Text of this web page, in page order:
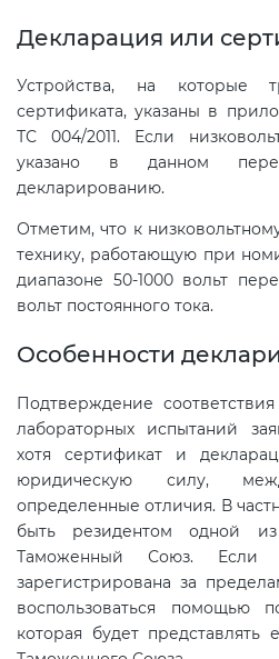
Декларация или
Устройства, на которые
сертификата, указаны в
ТС 004/2011. Если
указано в данном
декларированию.
Отметим, что к
технику, работающую при
диапазоне 50-1000 вольт
вольт постоянного тока.
Особенности
Подтверждение
лабораторных испытаний
хотя сертификат и
юридическую силу,
определенные отличия. В
быть резидентом одной
Таможенный Союз. Если
зарегистрирована за
воспользоваться помощью
которая будет представлять